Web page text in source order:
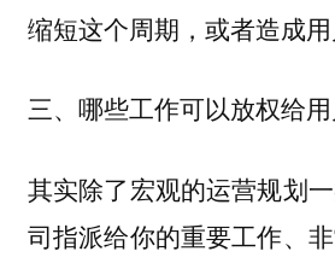
缩短这个周期，或者造成用
三、哪些工作可以放权给用
其实除了宏观的运营规划
司指派给你的重要工作、非